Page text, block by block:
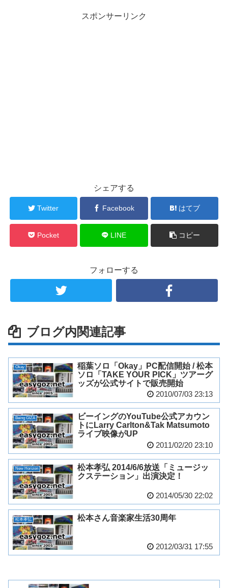
スポンサーリンク
シェアする
Twitter Facebook はてブ
Pocket LINE コピー
フォローする
ブログ内関連記事
Okay
稲葉ソロ「Okay」PC配信開始 / 松本
ソロ「TAKE YOUR PICK」ツアーグ
ッズが公式サイトで販売開始
2010/07/03 23:13
Being GIZA
ビーイングのYouTube公式アカウン
トにLarry Carlton&Tak Matsumoto
ライブ映像がUP
2011/02/20 23:10
New Horizon
松本孝弘 2014/6/6放送「ミュージッ
クステーション」出演決定！
2014/05/30 22:02
松本孝弘 松本さん音楽家生活30周年
2012/03/31 17:55